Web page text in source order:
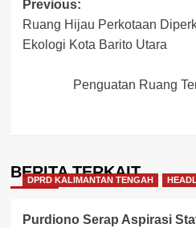
Post
navigation
Previous:
Ruang Hijau Perkotaan
Ekologi Kota Barito Utara
Penguatan Ruang
BERITA TERKAIT
DPRD KALIMANTAN TENGAH
Purdiono Serap Aspirasi